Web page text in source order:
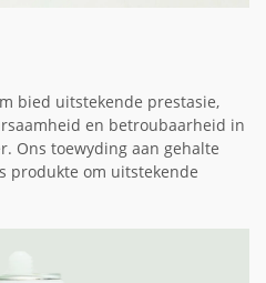
bied uitstekende prestasie,
en betroubaarheid in
Ons toewyding aan gehalte
produkte om uitstekende